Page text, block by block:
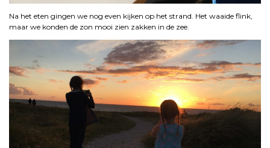
Na het eten gingen we nog even kijken op het strand. Het waaide flink,
maar we konden de zon mooi zien zakken in de zee.